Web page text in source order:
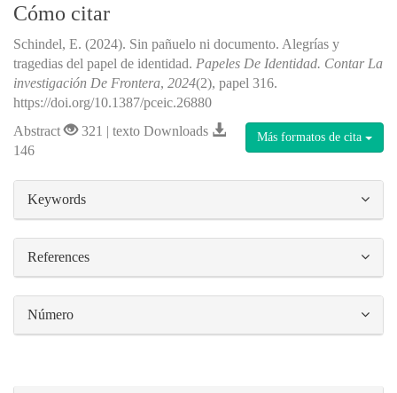
Cómo citar
Schindel, E. (2024). Sin pañuelo ni documento. Alegrías y
tragedias del papel de identidad. Papeles De Identidad. Contar La
investigación De Frontera, 2024(2), papel 316.
https://doi.org/10.1387/pceic.26880
Más formatos de cita
Abstract
321 | texto Downloads
146
Keywords
References
Número